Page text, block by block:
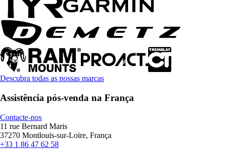
Descubra todas as nossas marcas
Assistência pós-venda na França
Contacte-nos
11 rue Bernard Maris
37270 Montlouis-sur-Loire, França
+33 1 86 47 62 58